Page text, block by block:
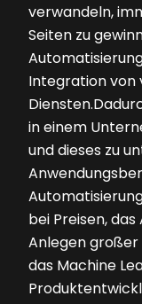
verwandeln,
Seiten zu
Integration von
in einem
und dieses zu
bei Preisen,
Anlegen
das Machine